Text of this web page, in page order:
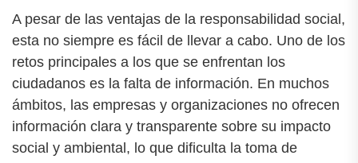
A pesar de las ventajas de la responsabilidad social,
esta no siempre es fácil de llevar a cabo. Uno de los
retos principales a los que se enfrentan los
ciudadanos es la falta de información. En muchos
ámbitos, las empresas y organizaciones no ofrecen
información clara y transparente sobre su impacto
social y ambiental, lo que dificulta la toma de